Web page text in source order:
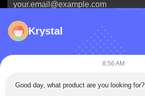
ফোন নম্বর
কোম্পানির নাম
Krystal
8:56 AM
Good day, what product are you looking for?